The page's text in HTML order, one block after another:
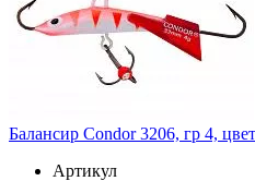
Балансир Condor 3206, гр 4,
Артикул